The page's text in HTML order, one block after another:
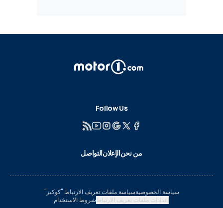
Follow Us
من نحنالإعلانالتواصل
سياسة الخصوصيةسياسة ملفات تعريف الارتباط "كوكيز"
إعدادات ملفات تعريف الارتباطشروط الاستخدام